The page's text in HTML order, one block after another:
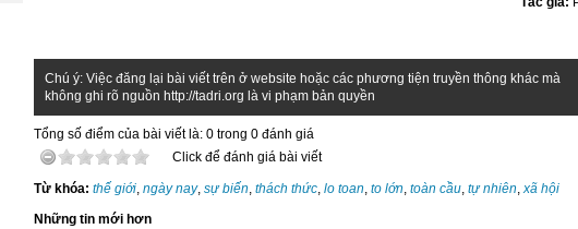
Chú ý: Việc đăng lại bài viết trên ở website hoặc các phương tiện truyền thông khác mà
không ghi rõ nguồn http://tadri.org là vi phạm bản quyền
Tổng số điểm của bài viết là: 0 trong 0 đánh giá
Click để đánh giá bài viết
Từ khóa: thế giới, ngày nay, sự biến, thách thức, lo toan, to lớn, toàn cầu, tự nhiên,xã hội
Những tin mới hơn